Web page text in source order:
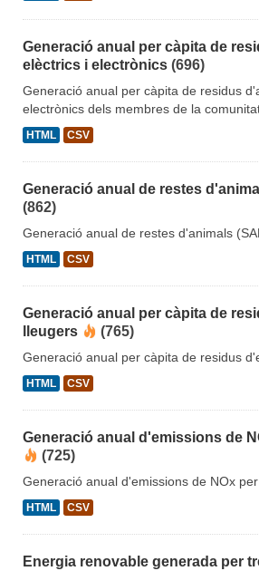
Generació anual per càpita de
elèctrics i electrònics (696)
Generació anual per càpita de residus
electrònics dels membres de la
HTML CSV
Generació anual de restes
(862)
Generació anual de restes d'animals
HTML CSV
Generació anual per càpita de
lleugers
(765)
Generació anual per càpita de residus
HTML CSV
Generació anual d'emissions de
(725)
Generació anual d'emissions de NOx
HTML CSV
Energia renovable generada per